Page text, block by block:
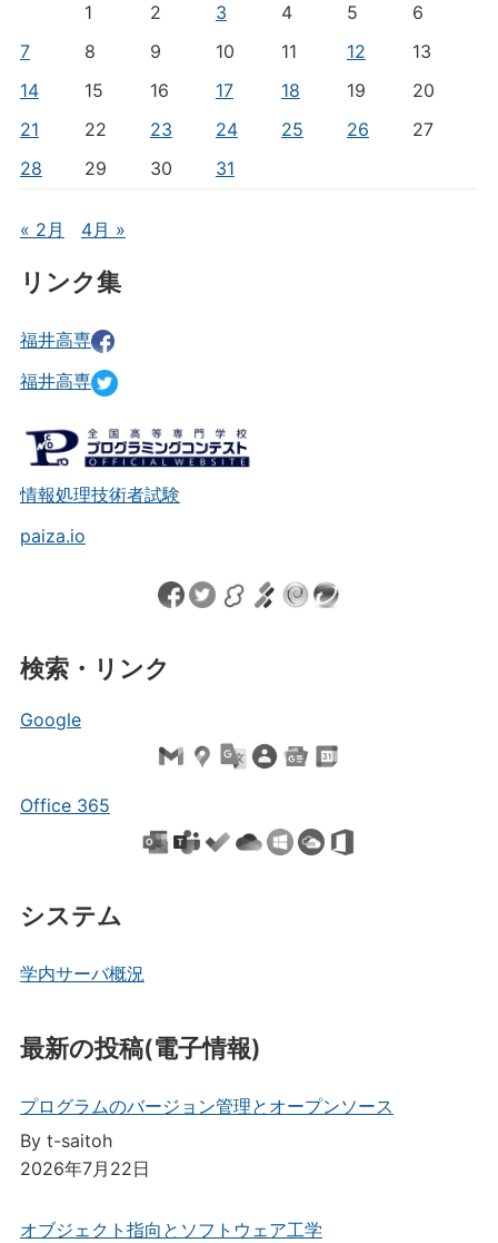
1
2 3 4 5
6
7
8 9 10 11 12
13
14
15 16 17 18 19
20
21
22 23 24 25 26
27
28
29 30 31
« 2月 4月 »
リンク集
福井高専
福井高専
情報処理技術者試験
paiza.io
検索・リンク
Google
Office 365
システム
学内サーバ概況
最新の投稿(電子情報)
プログラムのバージョン管理とオープンソース
By t-saitoh
2026年7月22日
オブジェクト指向とソフトウェア工学